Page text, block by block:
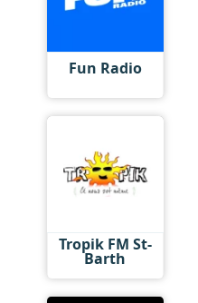
Fun Radio
Tropik FM St-
Barth